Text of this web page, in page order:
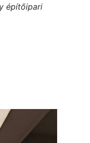
építőipari